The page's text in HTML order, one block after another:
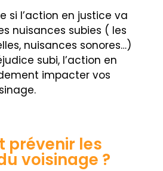
si l’action en justice va
nuisances subies ( les
nuisances sonores…)
subi, l’action en
impacter vos
prévenir les
voisinage ?